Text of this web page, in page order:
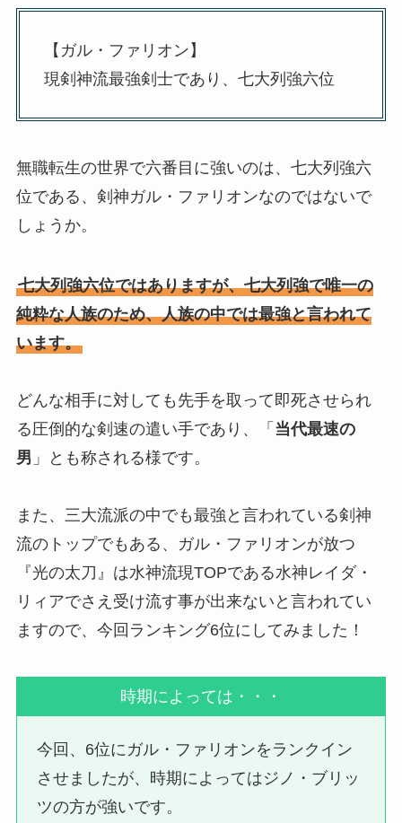
【ガル・ファリオン】
現剣神流最強剣士であり、七大列強六位
無職転生の世界で六番目に強いのは、七大列強六
位である、剣神ガル・ファリオンなのではないで
しょうか。
七大列強六位ではありますが、七大列強で唯一の
純粋な人族のため、人族の中では最強と言われて
います。
どんな相手に対しても先手を取って即死させられ
る圧倒的な剣速の遣い手であり、「 当代最速の
男 」とも称される様です。
また、三大流派の中でも最強と言われている剣神
流のトップでもある、ガル・ファリオンが放つ
『光の太刀』は水神流現TOPである水神レイダ・
リィアでさえ受け流す事が出来ないと言われてい
ますので、今回ランキング6位にしてみました！
時期によっては・・・
今回、6位にガル・ファリオンをランクイン
させましたが、時期によってはジノ・ブリッ
ツの方が強いです。